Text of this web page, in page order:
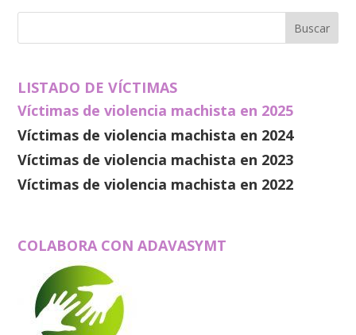
LISTADO DE VÍCTIMAS
Víctimas de violencia machista en 2025
Víctimas de violencia machista en 2024
Víctimas de violencia machista en 2023
Víctimas de violencia machista en 2022
COLABORA CON ADAVASYMT